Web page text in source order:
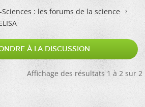
: les forums de la science
À LA DISCUSSION
Affichage des résultats 1 à 2 sur 2